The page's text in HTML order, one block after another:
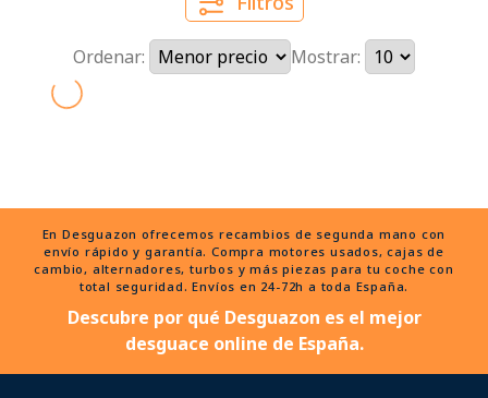
Ordenar: Mostrar:
envío rápido y garantía. Compra motores usados, cajas de
cambio, alternadores, turbos y más piezas para tu coche con
total seguridad. Envíos en 24-72h a toda España.
Descubre por qué Desguazon es el mejor
desguace online de España.